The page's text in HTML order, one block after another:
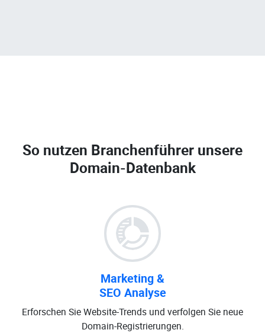
So nutzen Branchenführer unsere
Domain-Datenbank
Marketing &
SEO Analyse
Erforschen Sie Website-Trends und verfolgen Sie neue
Domain-Registrierungen.